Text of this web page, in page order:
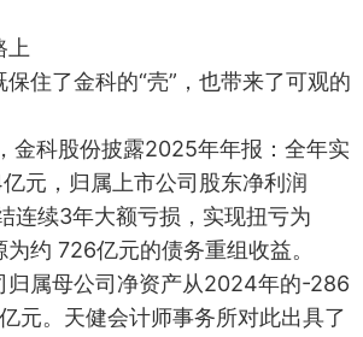
上
住了金科的“壳”，也带来了可观的
金科股份披露2025年年报：全年实
元，归属上市公司股东净利润
连续3年大额亏损，实现扭亏为
约 726亿元的债务重组收益。
归属母公司净资产从2024年的-286
元。天健会计师事务所对此出具了